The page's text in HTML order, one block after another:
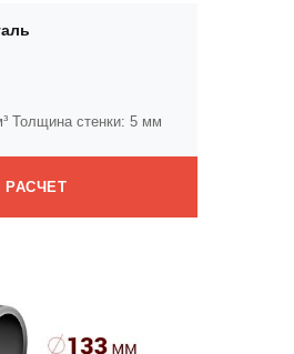
Толщина стенки: 5 мм
РАСЧЕТ